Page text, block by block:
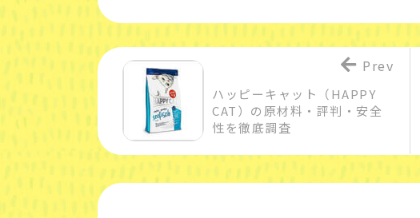
ハッピーキャット（HAPPY
CAT）の原材料・評判・安全
性を徹底調査
Prev